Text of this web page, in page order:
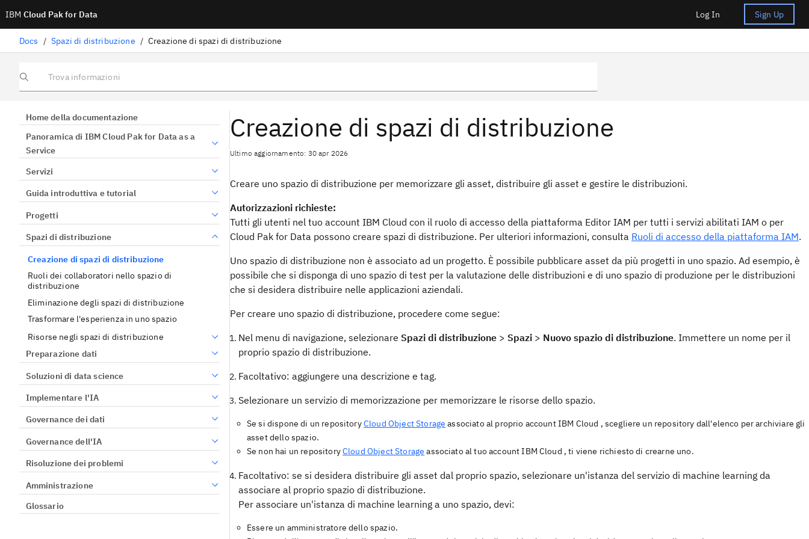
IBM Cloud Pak for Data Log In Sign Up
Docs / Spazi di distribuzione / Creazione di spazi di distribuzione
Trova informazioni
Home della documentazione
Panoramica di IBM Cloud Pak for Data as a
Service
Servizi
Guida introduttiva e tutorial
Progetti
Spazi di distribuzione
Creazione di spazi di distribuzione
Ruoli dei collaboratori nello spazio di
distribuzione
Eliminazione degli spazi di distribuzione
Trasformare l'esperienza in uno spazio
Risorse negli spazi di distribuzione
Preparazione dati
Soluzioni di data science
Implementare l'IA
Governance dei dati
Governance dell'IA
Risoluzione dei problemi
Amministrazione
Glossario
Creazione di spazi di distribuzione
Ultimo aggiornamento: 30 apr 2026
Creare uno spazio di distribuzione per memorizzare gli asset, distribuire gli asset e gestire le distribuzioni.
Autorizzazioni richieste:
Tutti gli utenti nel tuo account IBM Cloud con il ruolo di accesso della piattaforma Editor IAM per tutti i servizi abilitati IAM o per
Cloud Pak for Data possono creare spazi di distribuzione. Per ulteriori informazioni, consulta Ruoli di accesso della piattaforma IAM.
Uno spazio di distribuzione non è associato ad un progetto. È possibile pubblicare asset da più progetti in uno spazio. Ad esempio, è
possibile che si disponga di uno spazio di test per la valutazione delle distribuzioni e di uno spazio di produzione per le distribuzioni
che si desidera distribuire nelle applicazioni aziendali.
Per creare uno spazio di distribuzione, procedere come segue:
Nel menu di navigazione, selezionare Spazi di distribuzione > Spazi > Nuovo spazio di distribuzione. Immettere un nome per il
proprio spazio di distribuzione.
Facoltativo: aggiungere una descrizione e tag.
Selezionare un servizio di memorizzazione per memorizzare le risorse dello spazio.
Se si dispone di un repositoryCloud Object Storage associato al proprio account IBM Cloud , scegliere un repository dall'elenco per archiviare gli
asset dello spazio.
Se non hai un repositoryCloud Object Storage associato al tuo account IBM Cloud , ti viene richiesto di crearne uno.
Facoltativo: se si desidera distribuire gli asset dal proprio spazio, selezionare un'istanza del servizio di machine learning da
associare al proprio spazio di distribuzione.
Per associare un'istanza di machine learning a uno spazio, devi:
Essere un amministratore dello spazio.